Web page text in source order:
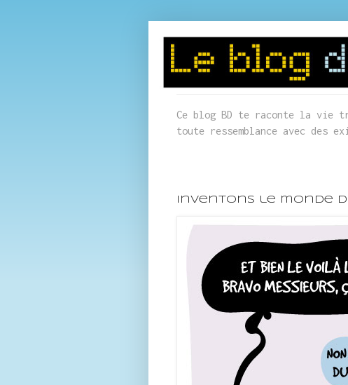
Ce blog BD te raconte la vie
toute ressemblance avec des
Inventons le monde